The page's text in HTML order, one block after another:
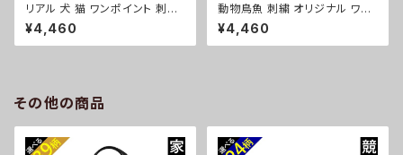
リアル 犬 猫 ワンポイント 刺繍
帽子 コットン ハンチング メンズ
レディース インナーメッシュ 雑
貨 グッズ 自社ブランド 柄 柴犬
cap68-b10-s
¥4,460
動物鳥魚 刺繍 オリジナル ワン
ポイント デニム ジェットキャップ
ウォッシュ加工 帽子 メンズ レデ
ィース ピグメント 雑貨 グッズ 自
¥4,460
その他の商品